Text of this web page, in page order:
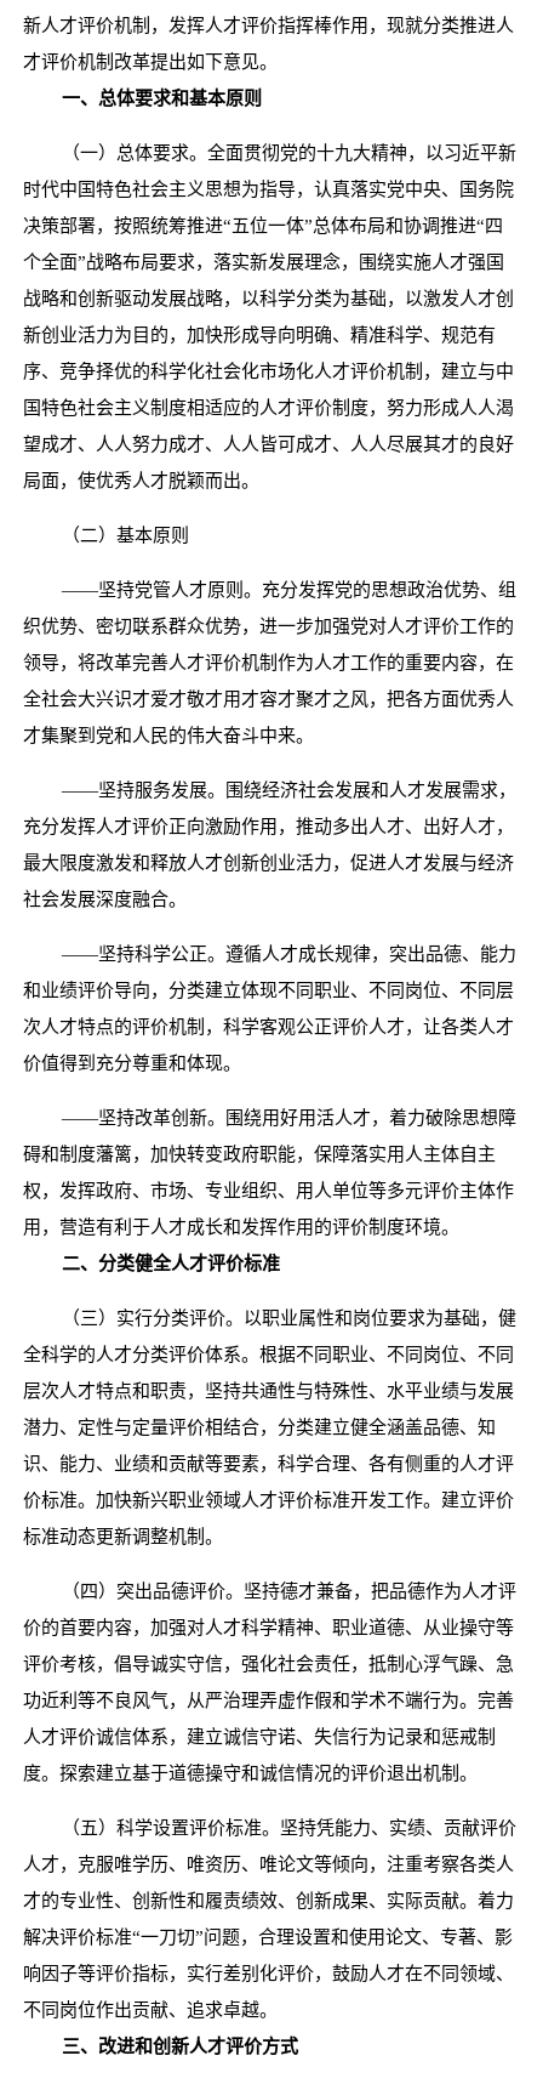
新人才评价机制，发挥人才评价指挥棒作用，现就分类推进人
才评价机制改革提出如下意见。
一、总体要求和基本原则
（一）总体要求。全面贯彻党的十九大精神，以习近平新
时代中国特色社会主义思想为指导，认真落实党中央、国务院
决策部署，按照统筹推进“五位一体”总体布局和协调推进“四
个全面”战略布局要求，落实新发展理念，围绕实施人才强国
战略和创新驱动发展战略，以科学分类为基础，以激发人才创
新创业活力为目的，加快形成导向明确、精准科学、规范有
序、竞争择优的科学化社会化市场化人才评价机制，建立与中
国特色社会主义制度相适应的人才评价制度，努力形成人人渴
望成才、人人努力成才、人人皆可成才、人人尽展其才的良好
局面，使优秀人才脱颖而出。
（二）基本原则
——坚持党管人才原则。充分发挥党的思想政治优势、组
织优势、密切联系群众优势，进一步加强党对人才评价工作的
领导，将改革完善人才评价机制作为人才工作的重要内容，在
全社会大兴识才爱才敬才用才容才聚才之风，把各方面优秀人
才集聚到党和人民的伟大奋斗中来。
——坚持服务发展。围绕经济社会发展和人才发展需求，
充分发挥人才评价正向激励作用，推动多出人才、出好人才，
最大限度激发和释放人才创新创业活力，促进人才发展与经济
社会发展深度融合。
——坚持科学公正。遵循人才成长规律，突出品德、能力
和业绩评价导向，分类建立体现不同职业、不同岗位、不同层
次人才特点的评价机制，科学客观公正评价人才，让各类人才
价值得到充分尊重和体现。
——坚持改革创新。围绕用好用活人才，着力破除思想障
碍和制度藩篱，加快转变政府职能，保障落实用人主体自主
权，发挥政府、市场、专业组织、用人单位等多元评价主体作
用，营造有利于人才成长和发挥作用的评价制度环境。
二、分类健全人才评价标准
（三）实行分类评价。以职业属性和岗位要求为基础，健
全科学的人才分类评价体系。根据不同职业、不同岗位、不同
层次人才特点和职责，坚持共通性与特殊性、水平业绩与发展
潜力、定性与定量评价相结合，分类建立健全涵盖品德、知
识、能力、业绩和贡献等要素，科学合理、各有侧重的人才评
价标准。加快新兴职业领域人才评价标准开发工作。建立评价
标准动态更新调整机制。
（四）突出品德评价。坚持德才兼备，把品德作为人才评
价的首要内容，加强对人才科学精神、职业道德、从业操守等
评价考核，倡导诚实守信，强化社会责任，抵制心浮气躁、急
功近利等不良风气，从严治理弄虚作假和学术不端行为。完善
人才评价诚信体系，建立诚信守诺、失信行为记录和惩戒制
度。探索建立基于道德操守和诚信情况的评价退出机制。
（五）科学设置评价标准。坚持凭能力、实绩、贡献评价
人才，克服唯学历、唯资历、唯论文等倾向，注重考察各类人
才的专业性、创新性和履责绩效、创新成果、实际贡献。着力
解决评价标准“一刀切”问题，合理设置和使用论文、专著、影
响因子等评价指标，实行差别化评价，鼓励人才在不同领域、
不同岗位作出贡献、追求卓越。
三、改进和创新人才评价方式